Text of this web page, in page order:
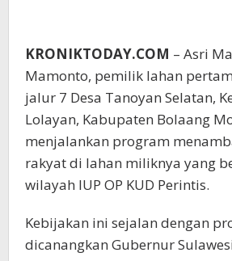
KRONIKTODAY.COM – Asri
Mamonto, pemilik lahan
jalur 7 Desa Tanoyan Selatan,
Lolayan, Kabupaten Bolaang
menjalankan program
rakyat di lahan miliknya yang
wilayah IUP OP KUD Perintis.
Kebijakan ini sejalan dengan
dicanangkan Gubernur